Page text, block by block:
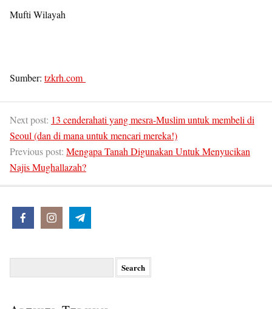
Mufti Wilayah
Sumber: tzkrh.com
Next post: 13 cenderahati yang mesra-Muslim untuk membeli di
Seoul (dan di mana untuk mencari mereka!)
Previous post: Mengapa Tanah Digunakan Untuk Menyucikan
Najis Mughallazah?